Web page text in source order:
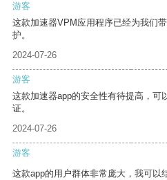
游客
这款加速器VPM应用程序已经为我们
护。
2024-07-26
游客
这款加速器app的安全性有待提高，可
证。
2024-07-26
游客
这款app的用户群体非常庞大，我可以